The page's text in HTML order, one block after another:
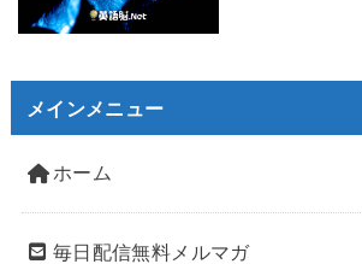
メインメニュー
ホーム
毎日配信無料メルマガ